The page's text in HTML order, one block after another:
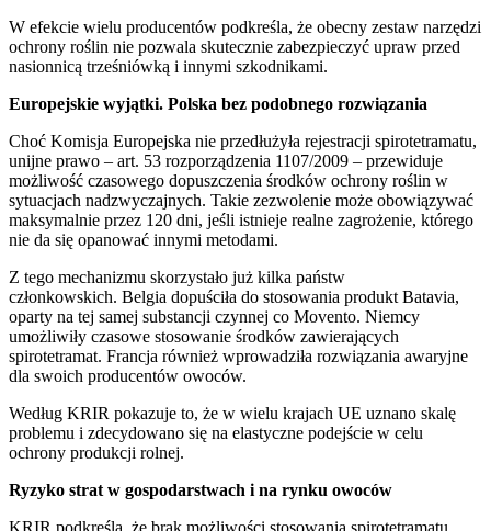
W efekcie wielu producentów podkreśla, że obecny zestaw narzędzi
ochrony roślin nie pozwala skutecznie zabezpieczyć upraw przed
nasionnicą trześniówką i innymi szkodnikami.
Europejskie wyjątki. Polska bez podobnego rozwiązania
Choć Komisja Europejska nie przedłużyła rejestracji spirotetramatu,
unijne prawo – art. 53 rozporządzenia 1107/2009 – przewiduje
możliwość czasowego dopuszczenia środków ochrony roślin w
sytuacjach nadzwyczajnych. Takie zezwolenie może obowiązywać
maksymalnie przez 120 dni, jeśli istnieje realne zagrożenie, którego
nie da się opanować innymi metodami.
Z tego mechanizmu skorzystało już kilka państw
członkowskich. Belgia dopuściła do stosowania produkt Batavia,
oparty na tej samej substancji czynnej co Movento. Niemcy
umożliwiły czasowe stosowanie środków zawierających
spirotetramat. Francja również wprowadziła rozwiązania awaryjne
dla swoich producentów owoców.
Według KRIR pokazuje to, że w wielu krajach UE uznano skalę
problemu i zdecydowano się na elastyczne podejście w celu
ochrony produkcji rolnej.
Ryzyko strat w gospodarstwach i na rynku owoców
KRIR podkreśla, że brak możliwości stosowania spirotetramatu